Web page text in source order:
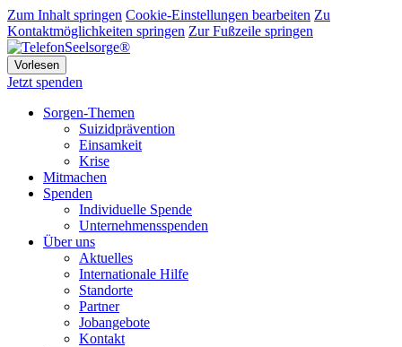
Zum Inhalt springen Cookie-Einstellungen bearbeiten Zu
Kontaktmöglichkeiten springen Zur Fußzeile springen
Vorlesen
Jetzt spenden
Sorgen-Themen
Suizidprävention
Einsamkeit
Krise
Mitmachen
Spenden
Individuelle Spende
Unternehmensspenden
Über uns
Aktuelles
Internationale Hilfe
Standorte
Partner
Jobangebote
Kontakt